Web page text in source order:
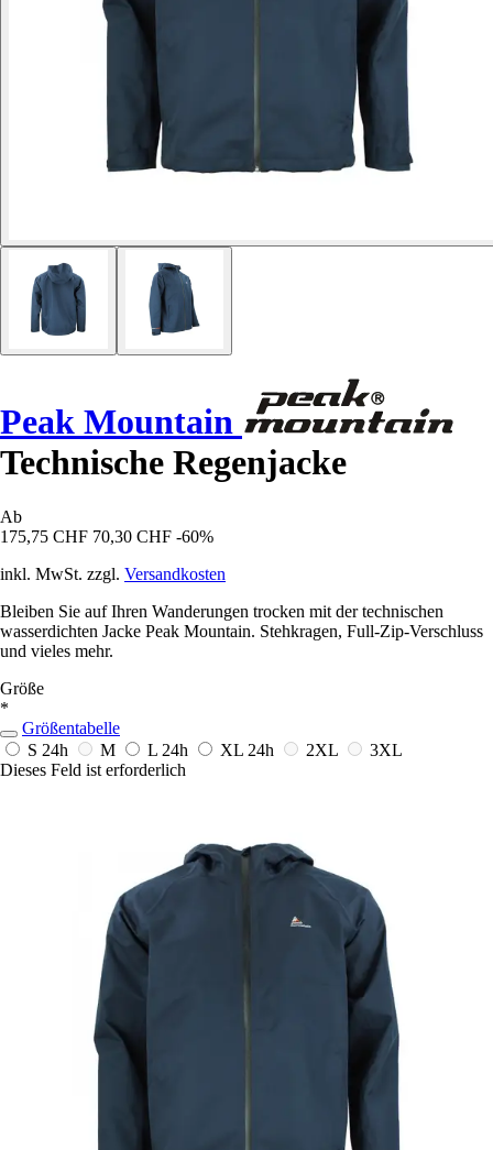
Peak Mountain
Technische Regenjacke
Ab
175,75 CHF 70,30 CHF -60%
inkl. MwSt. zzgl. Versandkosten
Bleiben Sie auf Ihren Wanderungen trocken mit der technischen
wasserdichten Jacke Peak Mountain. Stehkragen, Full-Zip-Verschluss
und vieles mehr.
Größe
*
Größentabelle
S 24h M L 24h XL 24h 2XL
3XL
Dieses Feld ist erforderlich